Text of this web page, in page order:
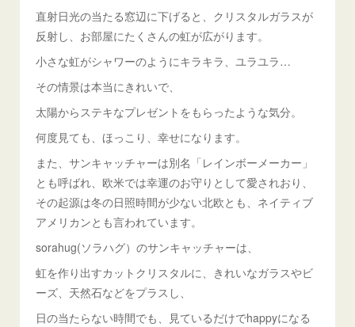
直射日光の当たる窓辺に下げると、クリスタルガラスが
反射し、お部屋にたくさんの虹が広がります。
小さな虹がシャワーのようにキラキラ、ユラユラ…
その情景は本当にきれいで、
太陽からステキなプレゼントをもらったような気分。
何度見ても、ほっこり、幸せになります。
また、サンキャッチャーは別名「レインボーメーカー」
とも呼ばれ、欧米では幸運のお守りとして愛されおり、
その起源は冬の日照時間が少ない北欧とも、ネイティブ
アメリカンとも言われています。
sorahug(ソラハグ）のサンキャッチャーは、
虹を作り出すカットクリスタルに、きれいなガラスやビ
ーズ、天然石などをプラスし、
日の当たらない時間でも、見ているだけでhappyになる